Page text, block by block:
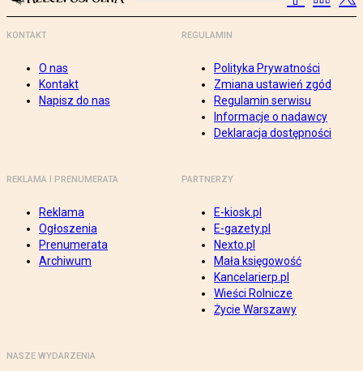
KONTAKT
O nas
Kontakt
Napisz do nas
REGULAMIN
Polityka Prywatności
Zmiana ustawień zgód
Regulamin serwisu
Informacje o nadawcy
Deklaracja dostępności
REKLAMA I PRENUMERATA
Reklama
Ogłoszenia
Prenumerata
Archiwum
PARTNERZY
E-kiosk.pl
E-gazety.pl
Nexto.pl
Mała księgowość
Kancelarierp.pl
Wieści Rolnicze
Życie Warszawy
NASZE WYDARZENIA